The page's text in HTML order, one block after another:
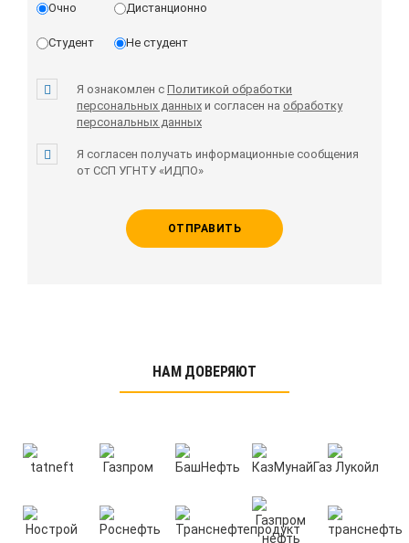
Очно Дистанционно
Студент Не студент
Я ознакомлен с Политикой обработки
персональных данных и согласен на обработку
персональных данных
Я согласен получать информационные сообщения
от ССП УГНТУ «ИДПО»
ОТПРАВИТЬ
НАМ ДОВЕРЯЮТ